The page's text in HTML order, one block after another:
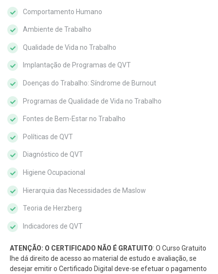
Comportamento Humano
Ambiente de Trabalho
Qualidade de Vida no Trabalho
Implantação de Programas de QVT
Doenças do Trabalho: Síndrome de Burnout
Programas de Qualidade de Vida no Trabalho
Fontes de Bem-Estar no Trabalho
Políticas de QVT
Diagnóstico de QVT
Higiene Ocupacional
Hierarquia das Necessidades de Maslow
Teoria de Herzberg
Indicadores de QVT
ATENÇÃO: O CERTIFICADO NÃO É GRATUITO: O Curso Gratuito
lhe dá direito de acesso ao material de estudo e avaliação, se
desejar emitir o Certificado Digital deve-se efetuar o pagamento